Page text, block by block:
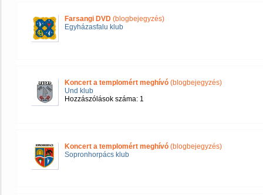
Farsangi DVD (blogbejegyzés)
Egyházasfalu klub
Koncert a templomért meghívó (blogbejegyzés)
Und klub
Hozzászólások száma: 1
Koncert a templomért meghívó (blogbejegyzés)
Sopronhorpács klub